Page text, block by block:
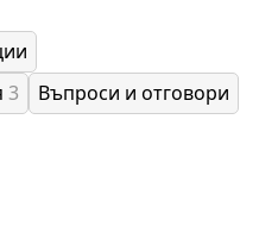
3 Въпроси и отговори